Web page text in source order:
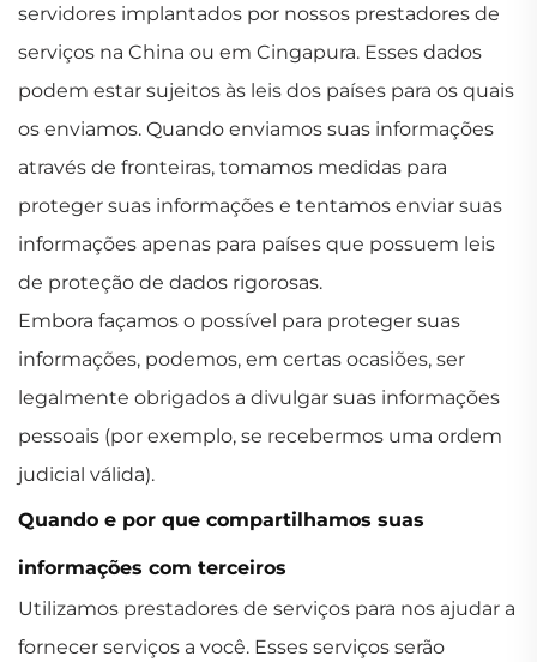
servidores implantados por nossos prestadores de
serviços na China ou em Cingapura. Esses dados
podem estar sujeitos às leis dos países para os quais
os enviamos. Quando enviamos suas informações
através de fronteiras, tomamos medidas para
proteger suas informações e tentamos enviar suas
informações apenas para países que possuem leis
de proteção de dados rigorosas.
Embora façamos o possível para proteger suas
informações, podemos, em certas ocasiões, ser
legalmente obrigados a divulgar suas informações
pessoais (por exemplo, se recebermos uma ordem
judicial válida).
Quando e por que compartilhamos suas
informações com terceiros
Utilizamos prestadores de serviços para nos ajudar a
fornecer serviços a você. Esses serviços serão